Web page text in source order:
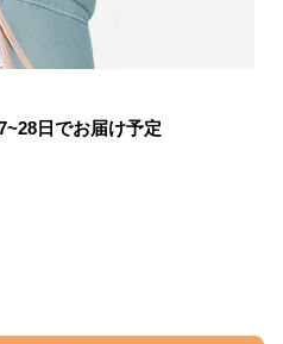
日でお届け予定